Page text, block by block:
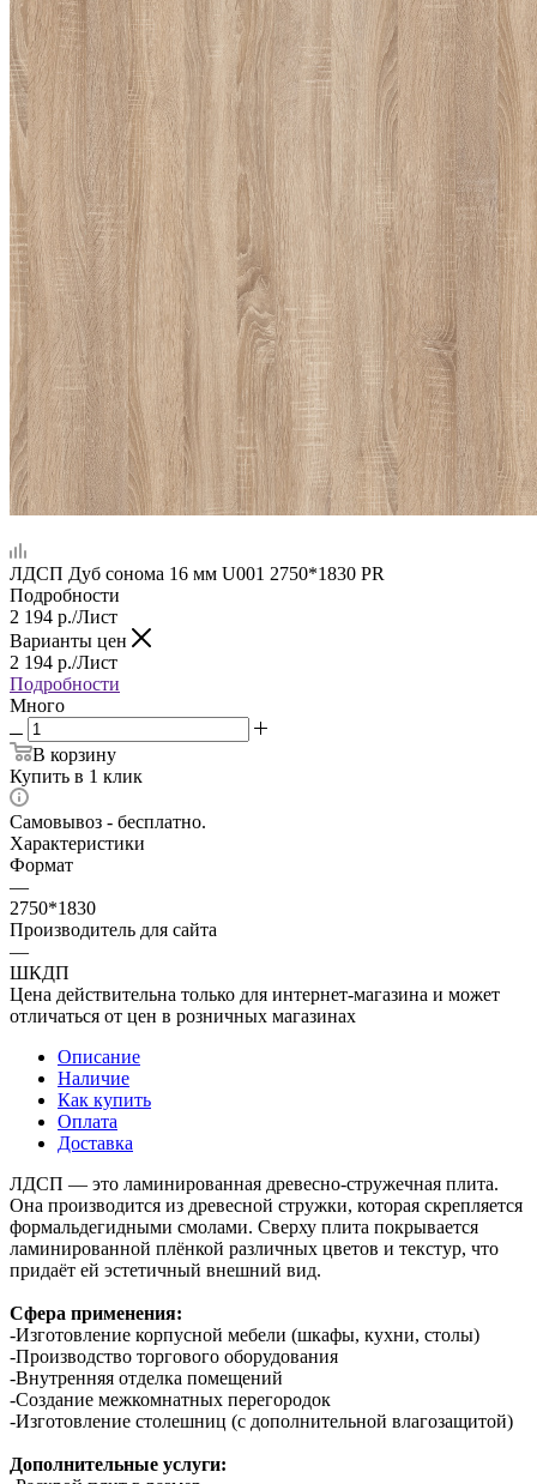
ЛДСП Дуб сонома 16 мм U001 2750*1830 PR
Подробности
2 194 р./Лист
Варианты цен
2 194 р./Лист
Подробности
Много
В корзину
Купить в 1 клик
Самовывоз - бесплатно.
Характеристики
Формат
—
2750*1830
Производитель для сайта
—
ШКДП
Цена действительна только для интернет-магазина и может
отличаться от цен в розничных магазинах
Описание
Наличие
Как купить
Оплата
Доставка
ЛДСП — это ламинированная древесно-стружечная плита.
Она производится из древесной стружки, которая скрепляется
формальдегидными смолами. Сверху плита покрывается
ламинированной плёнкой различных цветов и текстур, что
придаёт ей эстетичный внешний вид.
Сфера применения:
-Изготовление корпусной мебели (шкафы, кухни, столы)
-Производство торгового оборудования
-Внутренняя отделка помещений
-Создание межкомнатных перегородок
-Изготовление столешниц (с дополнительной влагозащитой)
Дополнительные услуги: